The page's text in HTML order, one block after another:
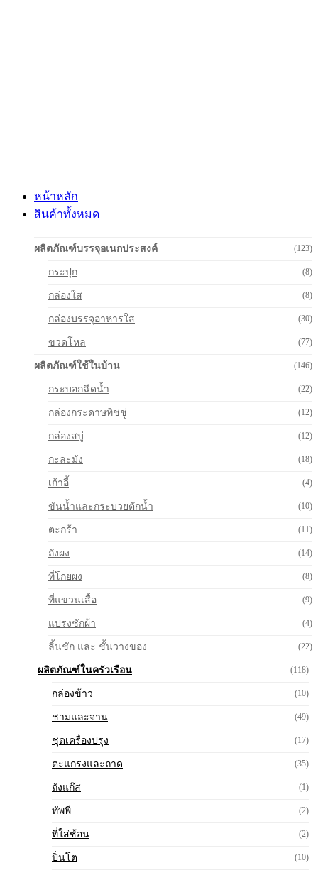
หน้าหลัก
สินค้าทั้งหมด
ผลิตภัณฑ์บรรจุอเนกประสงค์ (123)
กระปุก (8)
กล่องใส (8)
กล่องบรรจุอาหารใส (30)
ขวดโหล (77)
ผลิตภัณฑ์ใช้ในบ้าน (146)
กระบอกฉีดน้ำ (22)
กล่องกระดาษทิชชู่ (12)
กล่องสบู่ (12)
กะละมัง (18)
เก้าอี้ (4)
ขันน้ำและกระบวยตักน้ำ (10)
ตะกร้า (11)
ถังผง (14)
ที่โกยผง (8)
ที่แขวนเสื้อ (9)
แปรงซักผ้า (4)
ลิ้นชัก และ ชั้นวางของ (22)
ผลิตภัณฑ์ในครัวเรือน (118)
กล่องข้าว (10)
ชามและจาน (49)
ชุดเครื่องปรุง (17)
ตะแกรงและถาด (35)
ถังแก๊ส (1)
ทัพพี (2)
ที่ใส่ช้อน (2)
ปิ่นโต (10)